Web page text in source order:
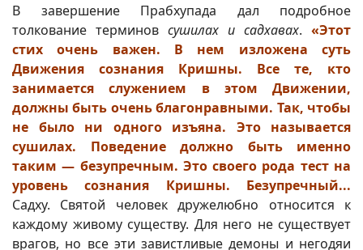
В завершение Прабхупада дал подробное
толкование терминов сушилах и садхавах. «Этот
стих очень важен. В нем изложена суть
Движения сознания Кришны. Все те, кто
занимается служением в этом Движении,
должны быть очень благонравными. Так, чтобы
не было ни одного изъяна. Это называется
сушилах. Поведение должно быть именно
таким — безупречным. Это своего рода тест на
уровень сознания Кришны. Безупречный...
Садху. Святой человек дружелюбно относится к
каждому живому существу. Для него не существует
врагов, но все эти завистливые демоны и негодяи